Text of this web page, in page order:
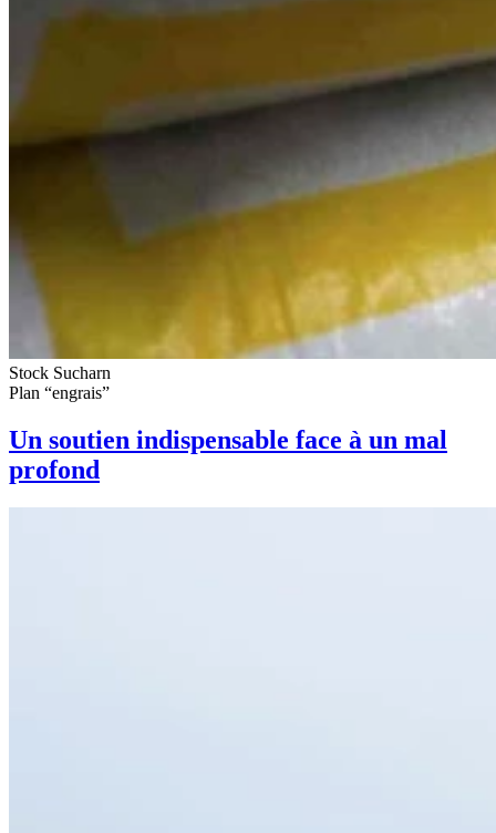
Stock Sucharn
Plan “engrais”
Un soutien indispensable face à un mal
profond